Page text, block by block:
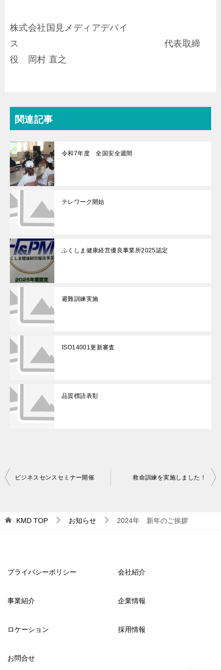
株式会社国見メディアデバイ
ス 代表取締
役 岡村 直之
関連記事
令和7年度 全国安全週間
テレワーク開始
ふくしま健康経営優良事業所2025認定
避難訓練実施
ISO14001更新審査
品質標語表彰
投
ビ
シ
ン
ビジネスセンスセミナー開催 救命訓練を実施しました！
KMD TOP お知らせ 2024年 新年のご挨拶
プライバシーポリシー 会社紹介
事業紹介 企業情報
ロケーション 採用情報
お問合せ